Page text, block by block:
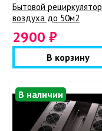
Бытовой рециркулятор
воздуха до 50м2
2900 ₽
В корзину
В наличии